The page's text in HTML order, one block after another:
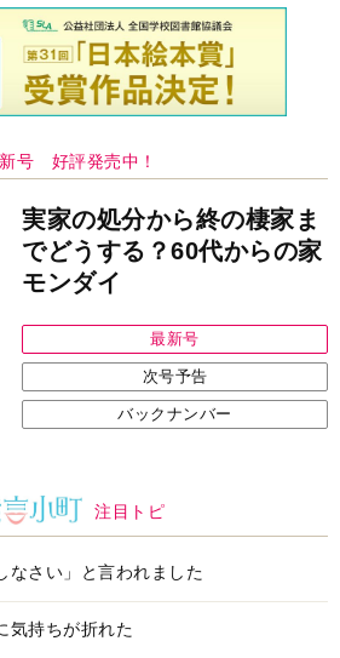
号 好評発売中！
実家の処分から終の棲家ま
でどうする？60代からの家
モンダイ
最新号
次号予告
バックナンバー
注目トピ
なさい」と言われました
気持ちが折れた